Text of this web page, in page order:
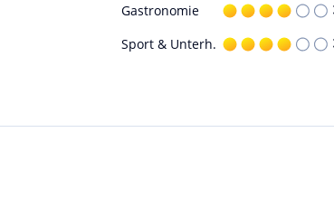
Gastronomie
Sport & Unterh.